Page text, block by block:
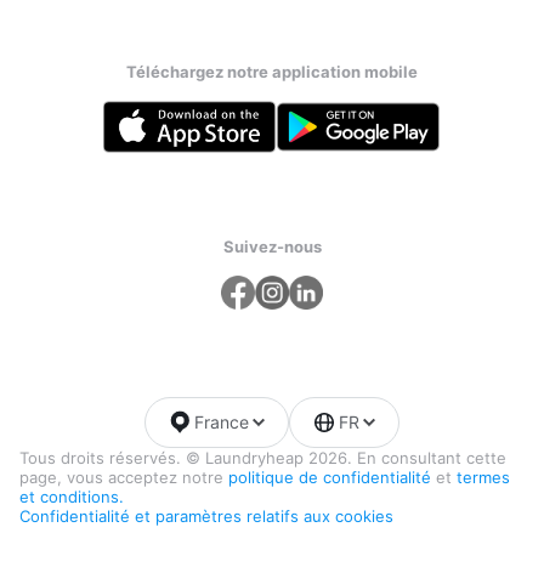
Téléchargez notre application mobile
Suivez-nous
Tous droits réservés. © Laundryheap 2026. En consultant cette
page, vous acceptez notre politique de confidentialité et termes
et conditions.
Confidentialité et paramètres relatifs aux cookies
France FR